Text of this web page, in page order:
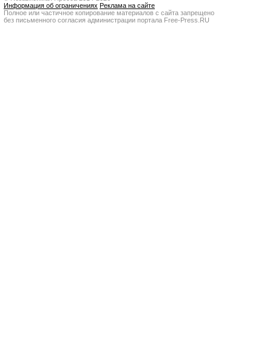
Информация об ограничениях Реклама на сайте
Полное или частичное копирование материалов с сайта запрещено
без письменного согласия администрации портала Free-Press.RU